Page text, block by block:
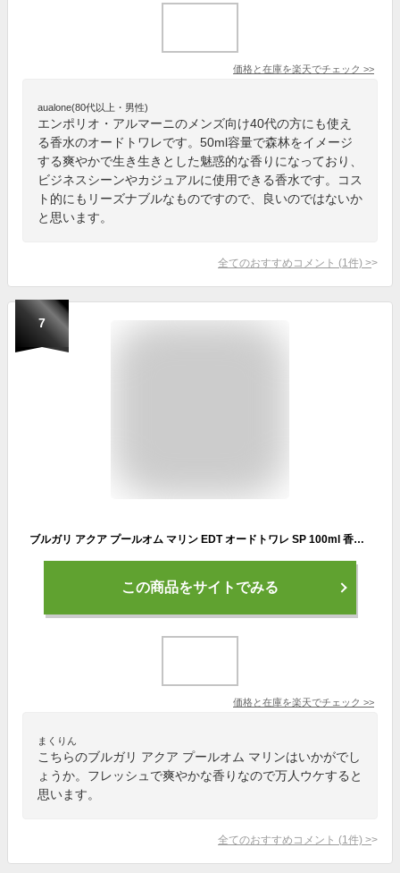
価格と在庫を楽天でチェック >>
aualone(80代以上・男性)
エンポリオ・アルマーニのメンズ向け40代の方にも使え
る香水のオードトワレです。50ml容量で森林をイメージ
する爽やかで生き生きとした魅惑的な香りになっており、
ビジネスシーンやカジュアルに使用できる香水です。コス
ト的にもリーズナブルなものですので、良いのではないか
と思います。
全てのおすすめコメント (1 件) >
7
ブルガリ アクア プールオム マリン EDT オードトワレ SP 100ml 香水 BVLGARI 【営業日13時まで当日発送】
この商品をサイトでみる
価格と在庫を楽天でチェック >>
まくりん
こちらのブルガリ アクア プールオム マリンはいかがでし
ょうか。フレッシュで爽やかな香りなので万人ウケすると
思います。
全てのおすすめコメント (1 件) >